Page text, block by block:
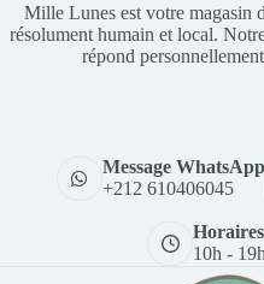
Mille Lunes est votre magasin
résolument humain et local.
répond
Message WhatsApp
+212 610406045
10h -